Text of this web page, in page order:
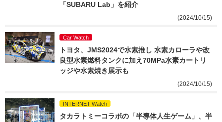
「SUBARU Lab」を紹介
(2024/10/15)
Car Watch
トヨタ、JMS2024で水素推し 水素カローラや改
良型水素燃料タンクに加え70MPa水素カートリ
ッジや水素焼き展示も
(2024/10/15)
INTERNET Watch
タカラトミーコラボの「半導体人生ゲーム」、半